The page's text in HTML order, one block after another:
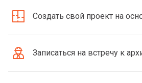
Создать свой проект на
Записаться на встречу к